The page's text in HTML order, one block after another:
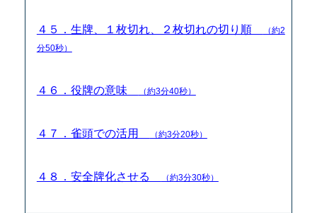
４５．生牌、１枚切れ、２枚切れの切り順
（約2
分50秒）
４６．役牌の意味 （約3分40秒）
４７．雀頭での活用 （約3分20秒）
４８．安全牌化させる （約3分30秒）